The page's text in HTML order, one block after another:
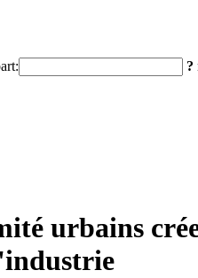
?
urbains